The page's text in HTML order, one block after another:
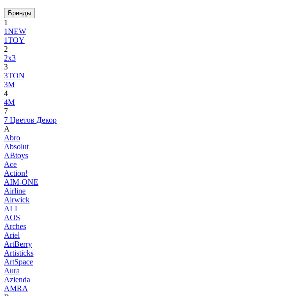
Бренды
1
1NEW
1TOY
2
2x3
3
3TON
3М
4
4M
7
7 Цветов Декор
A
Abro
Absolut
ABtoys
Ace
Action!
AIM-ONE
Airline
Airwick
ALL
AOS
Arches
Ariel
ArtBerry
Artisticks
ArtSpace
Aura
Azienda
AМRA